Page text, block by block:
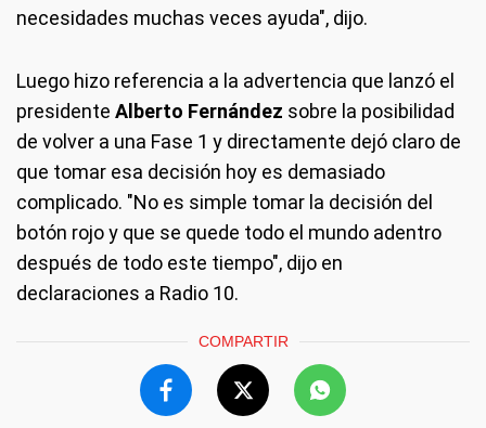
necesidades muchas veces ayuda", dijo.
Luego hizo referencia a la advertencia que lanzó el
presidente Alberto Fernández sobre la posibilidad
de volver a una Fase 1 y directamente dejó claro de
que tomar esa decisión hoy es demasiado
complicado. "No es simple tomar la decisión del
botón rojo y que se quede todo el mundo adentro
después de todo este tiempo", dijo en
declaraciones a Radio 10.
COMPARTIR